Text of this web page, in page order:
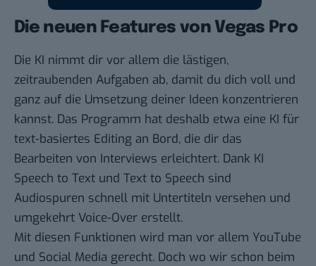
Die neuen Features von Vegas Pro
Die KI nimmt dir vor allem die lästigen,
zeitraubenden Aufgaben ab, damit du dich voll und
ganz auf die Umsetzung deiner Ideen konzentrieren
kannst. Das Programm hat deshalb etwa eine KI für
text-basiertes Editing an Bord, die dir das
Bearbeiten von Interviews erleichtert. Dank KI
Speech to Text und Text to Speech sind
Audiospuren schnell mit Untertiteln versehen und
umgekehrt Voice-Over erstellt.
Mit diesen Funktionen wird man vor allem YouTube
und Social Media gerecht. Doch wo wir schon beim